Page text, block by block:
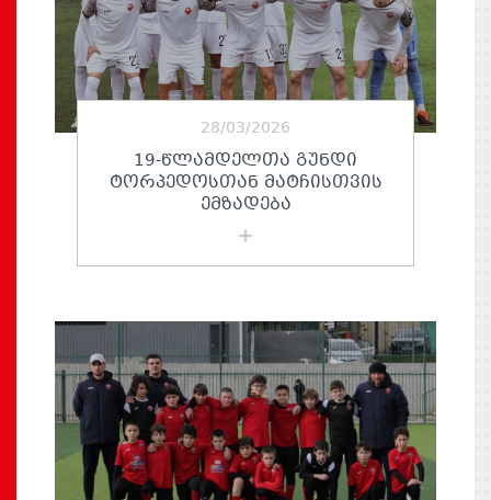
28/03/2026
19-ᲬᲚᲐᲛᲓᲔᲚᲗᲐ ᲒᲣᲜᲓᲘ
ᲢᲝᲠᲞᲔᲓᲝᲡᲗᲐᲜ ᲛᲐᲢᲩᲘᲡᲗᲕᲘᲡ
ᲔᲛᲖᲐᲓᲔᲑᲐ